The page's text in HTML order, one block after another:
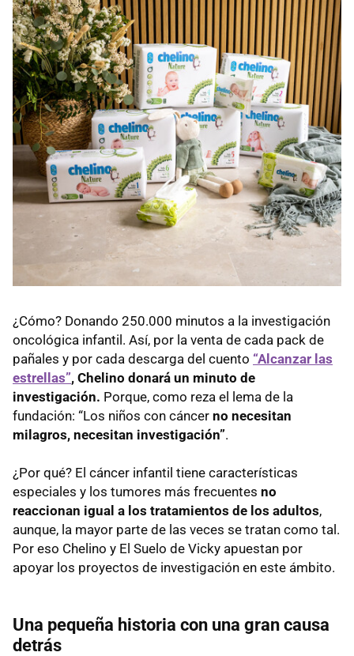
¿Cómo? Donando 250.000 minutos a la investigación
oncológica infantil. Así, por la venta de cada pack de
pañales y por cada descarga del cuento “Alcanzar las
estrellas”, Chelino donará un minuto de
investigación. Porque, como reza el lema de la
fundación: “Los niños con cáncer no necesitan
milagros, necesitan investigación”.
¿Por qué? El cáncer infantil tiene características
especiales y los tumores más frecuentes no
reaccionan igual a los tratamientos de los adultos,
aunque, la mayor parte de las veces se tratan como tal.
Por eso Chelino y El Suelo de Vicky apuestan por
apoyar los proyectos de investigación en este ámbito.
Una pequeña historia con una gran causa
detrás